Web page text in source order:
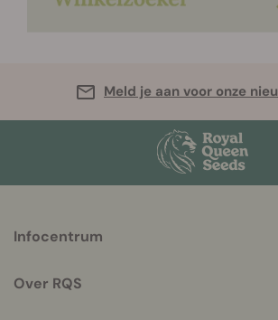
Meld je aan voor onze
helpful
Infocentrum
Over RQS